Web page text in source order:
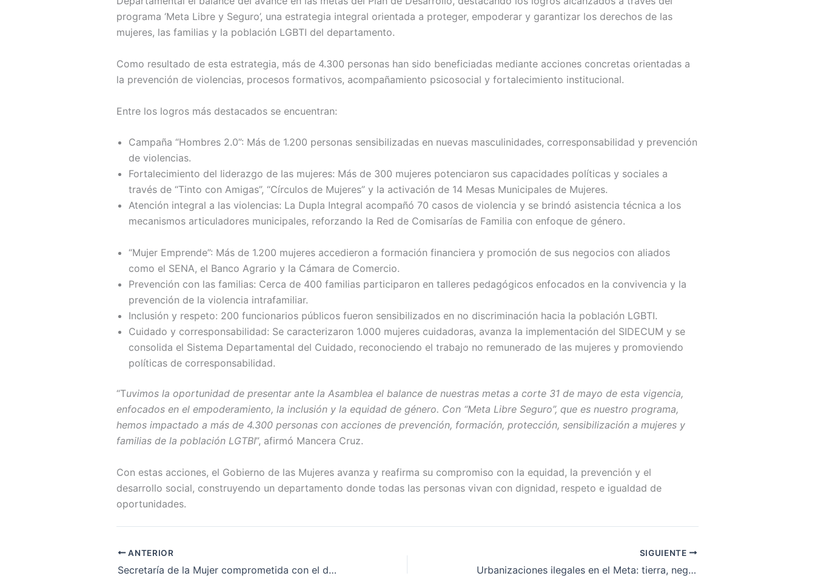
programa ‘Meta Libre y Seguro’, una estrategia integral orientada a proteger, empoderar y garantizar los derechos de las
mujeres, las familias y la población LGBTI del departamento.
Como resultado de esta estrategia, más de 4.300 personas han sido beneficiadas mediante acciones concretas orientadas a
la prevención de violencias, procesos formativos, acompañamiento psicosocial y fortalecimiento institucional.
Entre los logros más destacados se encuentran:
Campaña “Hombres 2.0”: Más de 1.200 personas sensibilizadas en nuevas masculinidades, corresponsabilidad y prevención
de violencias.
Fortalecimiento del liderazgo de las mujeres: Más de 300 mujeres potenciaron sus capacidades políticas y sociales a
través de “Tinto con Amigas”, “Círculos de Mujeres” y la activación de 14 Mesas Municipales de Mujeres.
Atención integral a las violencias: La Dupla Integral acompañó 70 casos de violencia y se brindó asistencia técnica a los
mecanismos articuladores municipales, reforzando la Red de Comisarías de Familia con enfoque de género.
“Mujer Emprende”: Más de 1.200 mujeres accedieron a formación financiera y promoción de sus negocios con aliados
como el SENA, el Banco Agrario y la Cámara de Comercio.
Prevención con las familias: Cerca de 400 familias participaron en talleres pedagógicos enfocados en la convivencia y la
prevención de la violencia intrafamiliar.
Inclusión y respeto: 200 funcionarios públicos fueron sensibilizados en no discriminación hacia la población LGBTI.
Cuidado y corresponsabilidad: Se caracterizaron 1.000 mujeres cuidadoras, avanza la implementación del SIDECUM y se
consolida el Sistema Departamental del Cuidado, reconociendo el trabajo no remunerado de las mujeres y promoviendo
políticas de corresponsabilidad.
“Tuvimos la oportunidad de presentar ante la Asamblea el balance de nuestras metas a corte 31 de mayo de esta vigencia,
enfocados en el empoderamiento, la inclusión y la equidad de género. Con “Meta Libre Seguro”, que es nuestro programa,
hemos impactado a más de 4.300 personas con acciones de prevención, formación, protección, sensibilización a mujeres y
familias de la población LGTBI”, afirmó Mancera Cruz.
Con estas acciones, el Gobierno de las Mujeres avanza y reafirma su compromiso con la equidad, la prevención y el
desarrollo social, construyendo un departamento donde todas las personas vivan con dignidad, respeto e igualdad de
oportunidades.
ANTERIOR
Secretaría de la Mujer comprometida con el derecho, la equidad y el bienestar de las mujeres de Acacías
SIGUIENTE
Urbanizaciones ilegales en el Meta: tierra, negocio y cemento sin permiso